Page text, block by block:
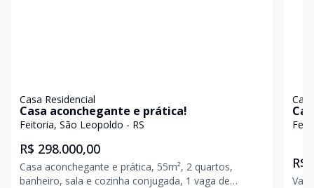
Casa Residencial
Casa aconchegante e prática!
Feitoria, São Leopoldo - RS
R$ 298.000,00
Casa aconchegante e prática, 55m², 2 quartos,
banheiro, sala e cozinha conjugada, 1 vaga de
R$